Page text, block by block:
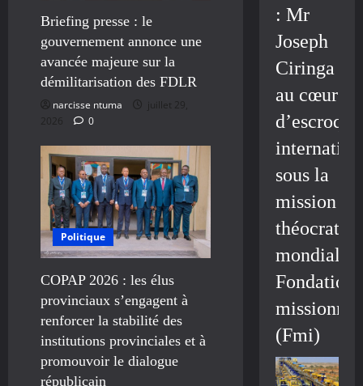
Briefing presse : le
gouvernement annonce une
avancée majeure sur la
démilitarisation des FDLR
narcisse ntuma
juillet 29,
2026
0
Politique
COPAP 2026 : les élus
provinciaux s’engagent à
renforcer la stabilité des
institutions provinciales et à
promouvoir le dialogue
républicain
: Mr
Joseph
Ciringa
au cœur
sous la
mission
mondiale/
Fondation
(Fmi)